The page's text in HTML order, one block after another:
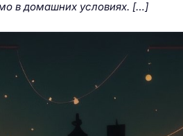
в домашних условиях. […]
сказочные детали:
секреты для
понимания великих